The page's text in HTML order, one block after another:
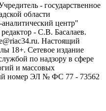
- государственное
области
центр"
- С.В. Басалаев.
Настоящий
18+. Сетевое издание
по надзору в сфере
и массовых
номер ЭЛ № ФС 77 - 73562